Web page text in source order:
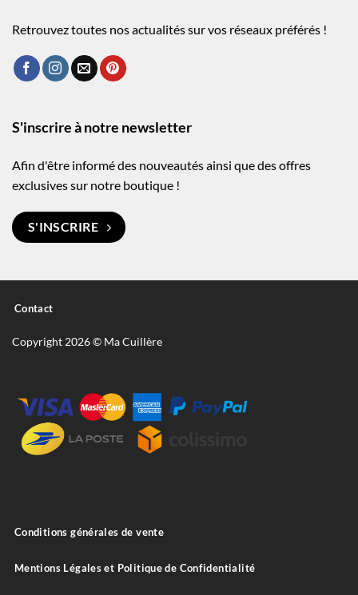
Retrouvez toutes nos actualités sur vos réseaux préférés !
S'inscrire à notre newsletter
Afin d'être informé des nouveautés ainsi que des offres
exclusives sur notre boutique !
S'INSCRIRE
Contact
Copyright 2026 © Ma Cuillère
Conditions générales de vente
Mentions Légales et Politique de Confidentialité